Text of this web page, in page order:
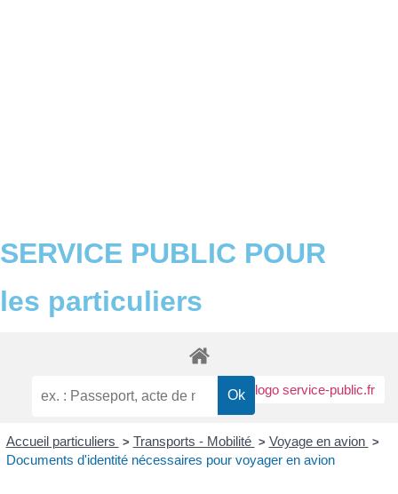
SERVICE PUBLIC POUR​
les particuliers
Accueil particuliers > Transports - Mobilité > Voyage en avion >
Documents d'identité nécessaires pour voyager en avion